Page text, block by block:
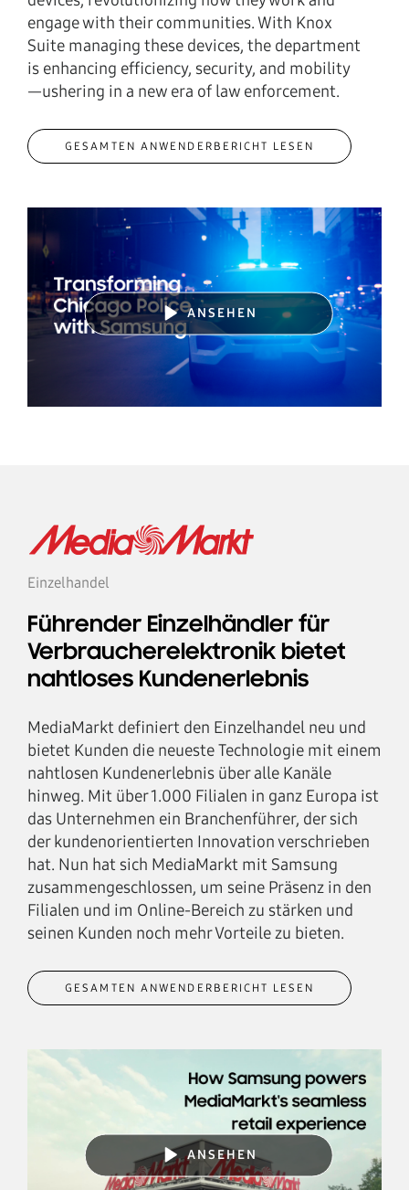
engage with their communities. With Knox
Suite managing these devices, the department
is enhancing efficiency, security, and mobility
—ushering in a new era of law enforcement.
GESAMTEN ANWENDERBERICHT LESEN
ANSEHEN
Einzelhandel
Führender Einzelhändler für
Verbraucherelektronik bietet
nahtloses Kundenerlebnis
MediaMarkt definiert den Einzelhandel neu und
bietet Kunden die neueste Technologie mit einem
nahtlosen Kundenerlebnis über alle Kanäle
hinweg. Mit über 1.000 Filialen in ganz Europa ist
das Unternehmen ein Branchenführer, der sich
der kundenorientierten Innovation verschrieben
hat. Nun hat sich MediaMarkt mit Samsung
zusammengeschlossen, um seine Präsenz in den
Filialen und im Online-Bereich zu stärken und
seinen Kunden noch mehr Vorteile zu bieten.
GESAMTEN ANWENDERBERICHT LESEN
ANSEHEN